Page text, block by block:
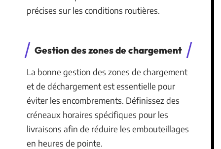
précises sur les conditions routières.
Gestion des zones de chargement
La bonne gestion des zones de chargement
et de déchargement est essentielle pour
éviter les encombrements. Définissez des
créneaux horaires spécifiques pour les
livraisons afin de réduire les embouteillages
en heures de pointe.